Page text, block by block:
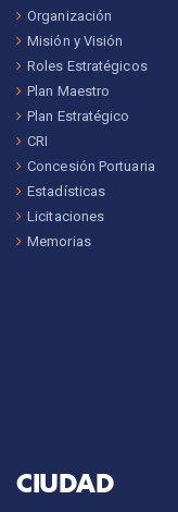
Organización
Misión y Visión
Roles Estratégicos
Plan Maestro
Plan Estratégico
CRI
Concesión Portuaria
Estadísticas
Licitaciones
Memorias
CIUDAD